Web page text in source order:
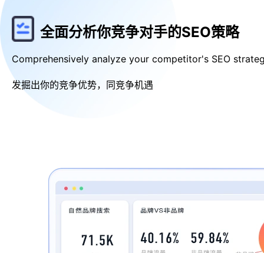
全面分析你竞争对手的SEO策略
Comprehensively analyze your competitor's SEO
发掘出你的竞争优势，同竞争机遇